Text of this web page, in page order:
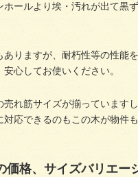
ホールより埃・汚れが出て黒
ありますが、耐朽性等の性能
心してお使いください。
れ筋サイズが揃っています
対応できるのもこの木が物件
価格、サイズバリエー